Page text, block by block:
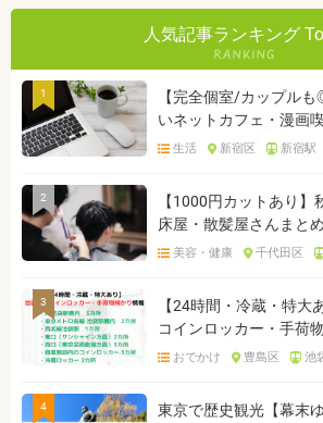
人気記事ランキング
1
【完全個室/カップル
いネットカフェ・漫画
生活 新宿区 新宿駅
2
【1000円カットあり
床屋・散髪屋さんまとめ
美容・健康 千代田区
3
【24時間・冷蔵・特大
コインロッカー・手荷
おでかけ 豊島区 池
4
東京で歴史観光【幕末